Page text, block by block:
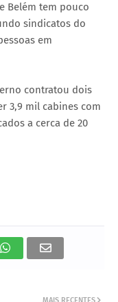
Belém tem pouco
sindicatos do
em
contratou dois
3,9 mil cabines com
a cerca de 20